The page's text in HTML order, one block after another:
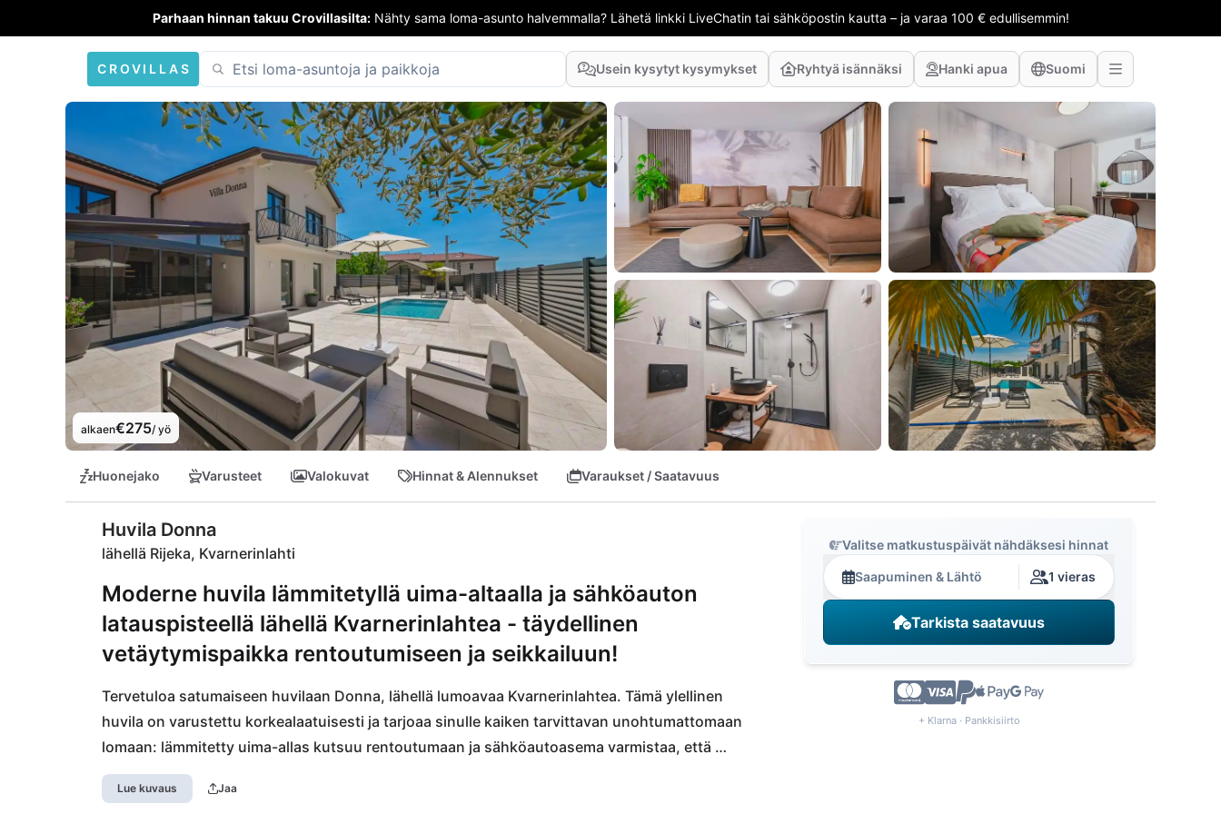
Parhaan hinnan takuu Crovillasilta: Nähty sama loma-asunto halvemmalla? Lähetä linkki LiveChatin tai sähköpostin kautta – ja varaa 100 € edullisemmin!
CROVILLAS Usein kysytyt kysymykset Ryhtyä isännäksi Hanki apua Suomi
alkaen€275/ yö
Huonejako Varusteet Valokuvat Hinnat & Alennukset Varaukset / Saatavuus
Huvila Donna
lähellä Rijeka, Kvarnerinlahti
Moderne huvila lämmitetyllä uima-altaalla ja sähköauton
latauspisteellä lähellä Kvarnerinlahtea - täydellinen
vetäytymispaikka rentoutumiseen ja seikkailuun!
Tervetuloa satumaiseen huvilaan Donna, lähellä lumoavaa Kvarnerinlahtea. Tämä ylellinen
huvila on varustettu korkealaatuisesti ja tarjoaa sinulle kaiken tarvittavan unohtumattomaan
lomaan: lämmitetty uima-allas kutsuu rentoutumaan ja sähköautoasema varmistaa, että
sähköautoistasi on aina valmis lähtemään.
Lue kuvaus Jaa
Valitse matkustuspäivät nähdäksesi hinnat
Saapuminen & Lähtö 1 vieras
Tarkista saatavuus
+ Klarna · Pankkisiirto